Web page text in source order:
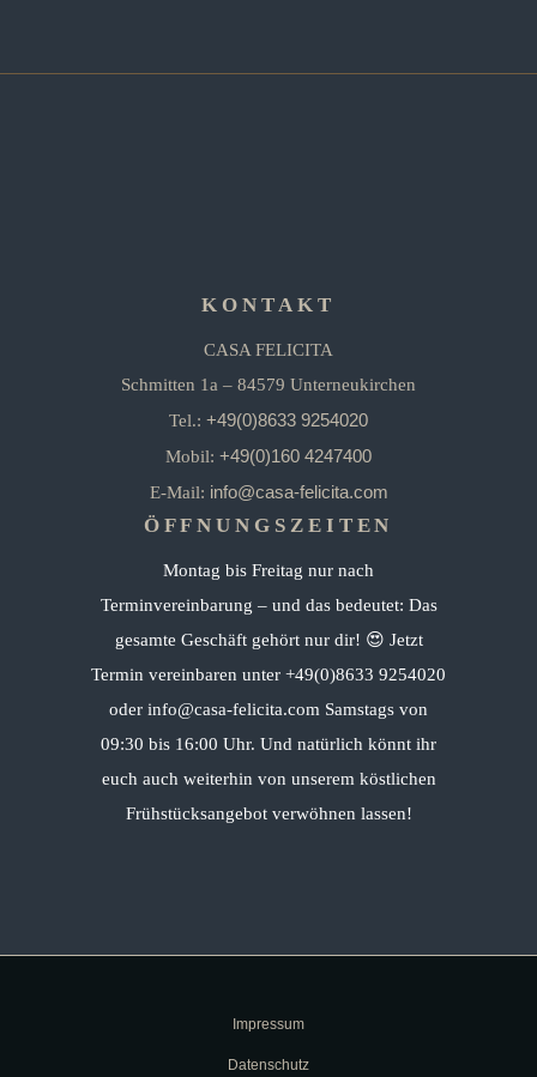
KONTAKT
CASA FELICITA
Schmitten 1a – 84579 Unterneukirchen
Tel.: +49(0)8633 9254020
Mobil: +49(0)160 4247400
E-Mail: info@casa-felicita.com
ÖFFNUNGSZEITEN
Montag bis Freitag nur nach
Terminvereinbarung – und das bedeutet: Das
gesamte Geschäft gehört nur dir! 😍 Jetzt
Termin vereinbaren unter +49(0)8633 9254020
oder info@casa-felicita.com Samstags von
09:30 bis 16:00 Uhr. Und natürlich könnt ihr
euch auch weiterhin von unserem köstlichen
Frühstücksangebot verwöhnen lassen!
Impressum
Datenschutz